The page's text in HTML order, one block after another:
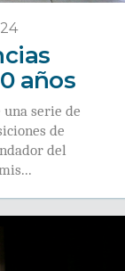
años
serie de
de
del